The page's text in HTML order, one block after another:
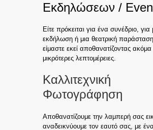
Εκδηλώσεων /
Είτε πρόκειται για ένα συνέδριο, για
εκδήλωση ή μια θεατρική
είμαστε εκεί αποθανατίζοντας ακόμα
μικρότερες λεπτομέρειες.
Καλλιτεχνική
Φωτογράφηση
Αποθανατίζουμε την λαμπερή σας
αναδεικνύουμε τον εαυτό σας, με